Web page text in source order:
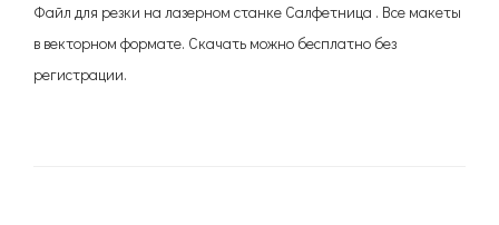
Файл для резки на лазерном станке Салфетница . Все макеты
в векторном формате. Скачать можно бесплатно без
регистрации.